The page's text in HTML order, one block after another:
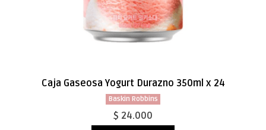
Caja Gaseosa Yogurt Durazno 350ml x 24
Baskin Robbins
$ 24.000